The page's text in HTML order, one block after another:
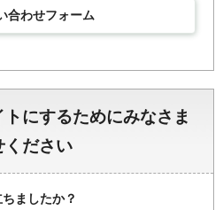
合わせフォーム
にするためにみなさま
ください
ましたか？